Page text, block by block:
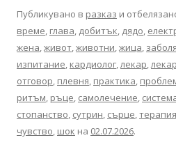
Публикувано в разказ и
време, глава, добитък, дядо,
жена,живот,животни,жица,
изпитание, кардиолог,лекар,
отговор, плевня, практика,
ритъм, ръце, самолечение,
стопанство, сутрин, сърце,терапия
чувство, шок на 02.07.2026.